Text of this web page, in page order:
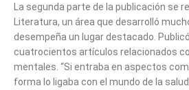
La segunda parte de la publicación se
Literatura, un área que desarrolló
desempeña un lugar destacado.
cuatrocientos artículos relacionados
mentales. “Si entraba en aspectos
forma lo ligaba con el mundo de la